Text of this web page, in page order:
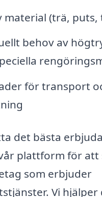
material (trä, puts,
behov av
för transport
det bästa
plattform för att
som erbjuder
Vi hjälper